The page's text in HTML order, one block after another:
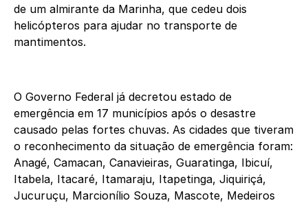
de um almirante da Marinha, que cedeu dois
helicópteros para ajudar no transporte de
mantimentos.
O Governo Federal já decretou estado de
emergência em 17 municípios após o desastre
causado pelas fortes chuvas. As cidades que tiveram
o reconhecimento da situação de emergência foram:
Anagé, Camacan, Canavieiras, Guaratinga, Ibicuí,
Itabela, Itacaré, Itamaraju, Itapetinga, Jiquiriçá,
Jucuruçu, Marcionílio Souza, Mascote, Medeiros